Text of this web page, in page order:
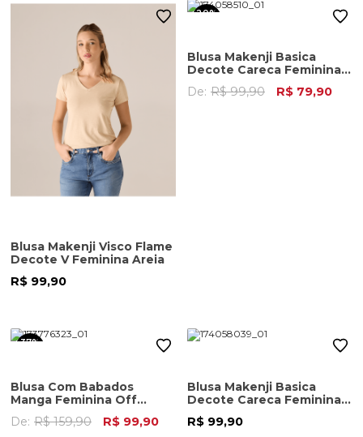
Blusa Makenji Visco Flame
Decote V Feminina Areia
R$ 99,90
20%
Blusa Makenji Basica
Decote Careca Feminina
Verde Amazonia
De: R$ 99,90 R$ 79,90
37%
Blusa Com Babados
Manga Feminina Off
White
De: R$ 159,90 R$ 99,90
Blusa Makenji Basica
Decote Careca Feminina
R$ 99,90